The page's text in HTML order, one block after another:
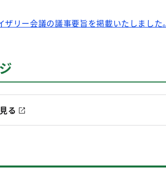
リー会議の議事要旨を掲載いたしました。
る